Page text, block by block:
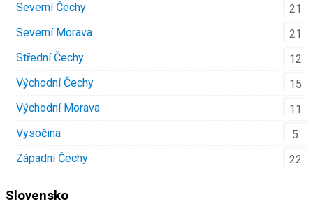
Severní Čechy
21
Severní Morava
21
Střední Čechy
12
Východní Čechy
15
Východní Morava
11
Vysočina
5
Západní Čechy
22
Slovensko